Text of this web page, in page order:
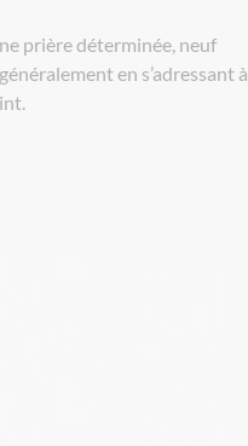
prière déterminée, neuf
en s’adressant à